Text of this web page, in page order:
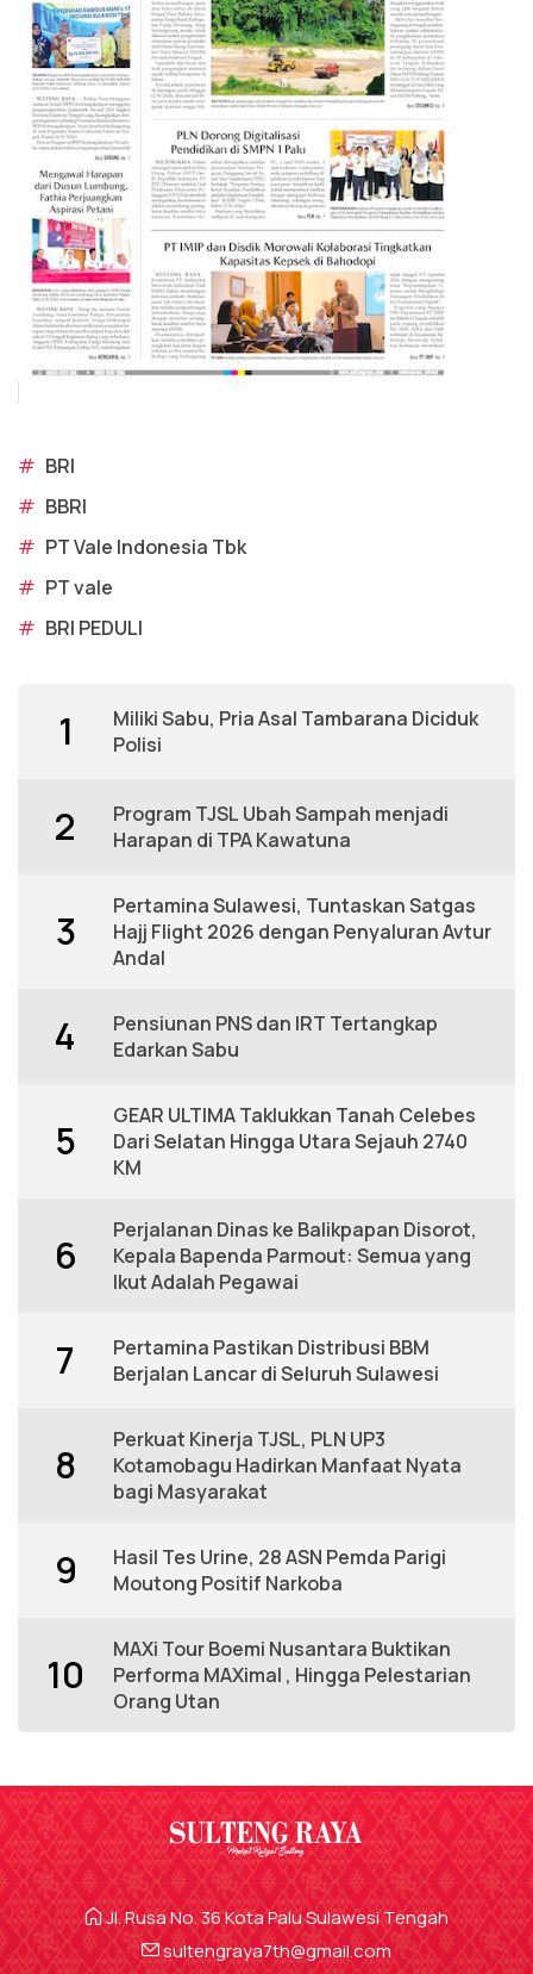
# BRI
# BBRI
# PT Vale Indonesia Tbk
# PT vale
# BRI PEDULI
1
Miliki Sabu, Pria Asal Tambarana Diciduk
Polisi
2
Program TJSL Ubah Sampah menjadi
Harapan di TPA Kawatuna
3
Pertamina Sulawesi, Tuntaskan Satgas
Hajj Flight 2026 dengan Penyaluran Avtur
Andal
4
Pensiunan PNS dan IRT Tertangkap
Edarkan Sabu
5
GEAR ULTIMA Taklukkan Tanah Celebes
Dari Selatan Hingga Utara Sejauh 2740
KM
6
Perjalanan Dinas ke Balikpapan Disorot,
Kepala Bapenda Parmout: Semua yang
Ikut Adalah Pegawai
7
Pertamina Pastikan Distribusi BBM
Berjalan Lancar di Seluruh Sulawesi
8
Perkuat Kinerja TJSL, PLN UP3
Kotamobagu Hadirkan Manfaat Nyata
bagi Masyarakat
9
Hasil Tes Urine, 28 ASN Pemda Parigi
Moutong Positif Narkoba
10
MAXi Tour Boemi Nusantara Buktikan
Performa MAXimal , Hingga Pelestarian
Orang Utan
Jl. Rusa No. 36 Kota Palu Sulawesi Tengah
sultengraya7th@gmail.com